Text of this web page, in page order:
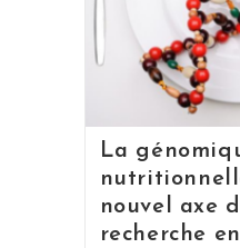
La
nouvel axe
recherche